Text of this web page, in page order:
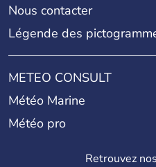
Nous contacter
Légende des
METEO CONSULT
Météo Marine
Météo pro
Retrouvez